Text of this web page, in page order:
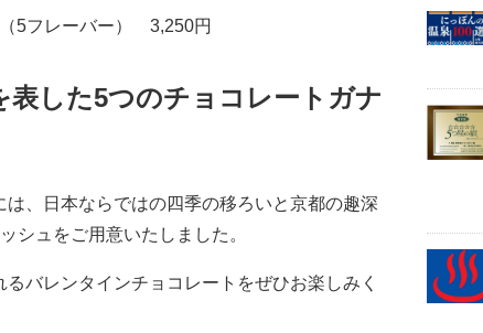
5フレーバー） 3,250円
した5つのチョコレートガナ
、日本ならではの四季の移ろいと京都の趣深
シュをご用意いたしました。
バレンタインチョコレートをぜひお楽しみく